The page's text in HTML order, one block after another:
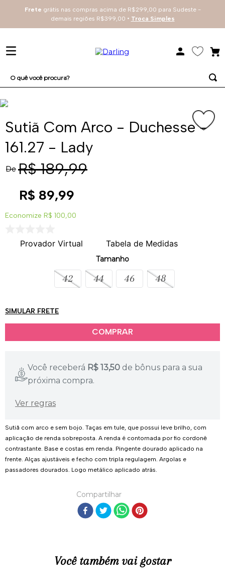
Frete grátis nas compras acima de R$299,00 para Sudeste -
demais regiões R$399,00 • Troca Simples
Sutiã Com Arco - Duchesse -
161.27 - Lady
De R$ 189,99
R$ 89,99
Economize R$ 100,00
Provador Virtual Tabela de Medidas
Tamanho
42 44 46 48
SIMULAR FRETE
Você receberá R$13,50 de bônus para a sua
próxima compra.
Ver regras
Sutiã com arco e sem bojo. Taças em tule, que possui leve brilho, com
aplicação de renda sobreposta. A renda é contornada por fio cordonê
contrastante. Base e costas em renda. Pingente dourado aplicado na
frente. Alças ajustáveis e fecho com tripla regulagem. Argolas e
passadores dourados. Logo metálico aplicado atrás.
Compartilhar
Você também vai gostar
3º renda
4º tecno